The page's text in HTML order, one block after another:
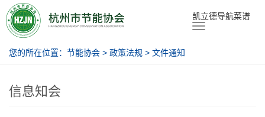
节能协会 凯立德导航菜谱
您的所在位置： 节能协会 > 政策法规 > 文件通知
信息知会